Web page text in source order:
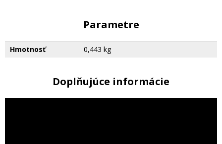
Parametre
Hmotnosť 0,443 kg
Doplňujúce informácie